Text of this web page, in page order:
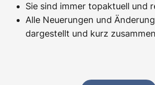
Sie sind immer topaktuell und
Alle Neuerungen und
dargestellt und kurz